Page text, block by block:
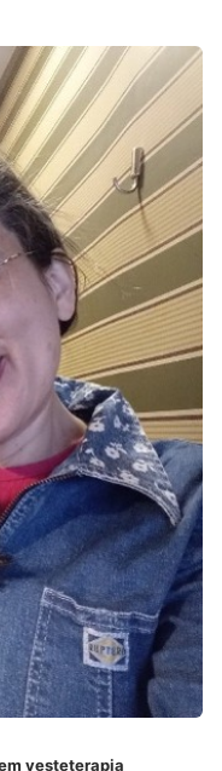
vesteterapia